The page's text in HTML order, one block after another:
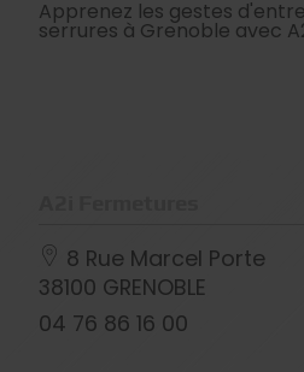
Apprenez les gestes
serrures à Grenoble avec
8 Rue Marcel Porte
38100 GRENOBLE
04 76 86 16 00